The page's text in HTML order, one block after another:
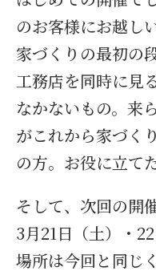
のお客様にお越し
家づくりの最初の
工務店を同時に見
なかないもの。来
がこれから家づく
の方。お役に立て
そして、次回の開
3月21日（土）・
場所は今回と同じ